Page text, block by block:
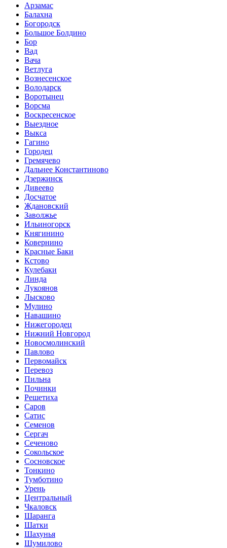
Арзамас
Балахна
Богородск
Большое Болдино
Бор
Вад
Вача
Ветлуга
Вознесенское
Володарск
Воротынец
Ворсма
Воскресенское
Выездное
Выкса
Гагино
Городец
Гремячево
Дальнее Константиново
Дзержинск
Дивеево
Досчатое
Ждановский
Заволжье
Ильиногорск
Княгинино
Ковернино
Красные Баки
Кстово
Кулебаки
Линда
Лукоянов
Лысково
Мулино
Навашино
Нижегородец
Нижний Новгород
Новосмолинский
Павлово
Первомайск
Перевоз
Пильна
Починки
Решетиха
Саров
Сатис
Семенов
Сергач
Сеченово
Сокольское
Сосновское
Тонкино
Тумботино
Урень
Центральный
Чкаловск
Шаранга
Шатки
Шахунья
Шумилово